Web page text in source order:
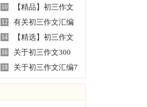
作文
10
【精品】初三作文
合集七篇
12
有关初三作文汇编
九篇
14
【精选】初三作文
汇总十篇
16
关于初三作文300
字三篇
18
关于初三作文汇编7
篇